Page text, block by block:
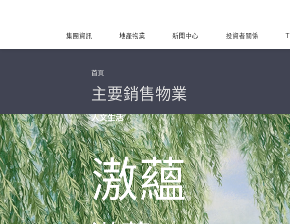
集團資訊 地產物業 新聞中心 投資者關係
首頁
主要銷售物業
人文生活
滶蘊